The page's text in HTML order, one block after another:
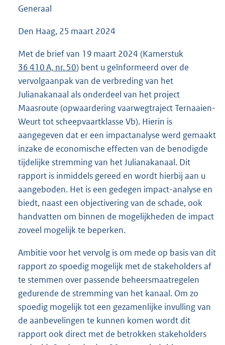
Generaal
Den Haag, 25 maart 2024
Met de brief van 19 maart 2024 (Kamerstuk
36 410 A, nr. 50) bent u geïnformeerd over de
vervolgaanpak van de verbreding van het
Julianakanaal als onderdeel van het project
Maasroute (opwaardering vaarwegtraject Ternaaien-
Weurt tot scheepvaartklasse Vb). Hierin is
aangegeven dat er een impactanalyse werd gemaakt
inzake de economische effecten van de benodigde
tijdelijke stremming van het Julianakanaal. Dit
rapport is inmiddels gereed en wordt hierbij aan u
aangeboden. Het is een gedegen impact-analyse en
biedt, naast een objectivering van de schade, ook
handvatten om binnen de mogelijkheden de impact
zoveel mogelijk te beperken.
Ambitie voor het vervolg is om mede op basis van dit
rapport zo spoedig mogelijk met de stakeholders af
te stemmen over passende beheersmaatregelen
gedurende de stremming van het kanaal. Om zo
spoedig mogelijk tot een gezamenlijke invulling van
de aanbevelingen te kunnen komen wordt dit
rapport ook direct met de betrokken stakeholders